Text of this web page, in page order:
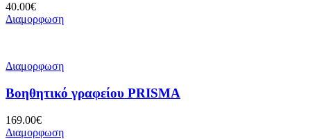
40.00€
Διαμορφωση
Διαμορφωση
Βοηθητικό γραφείου PRISMA
169.00€
Διαμορφωση